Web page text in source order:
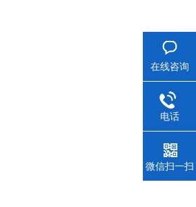
在线咨询
电话
微信扫一扫